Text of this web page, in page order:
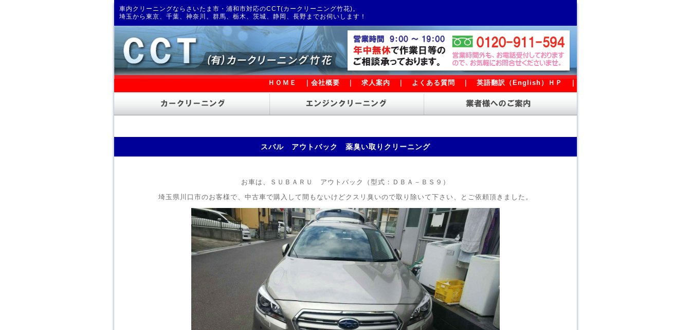
車内クリーニングならさいたま市・浦和市対応のCCT(カークリーニング竹花)。
埼玉から東京、千葉、神奈川、群馬、栃木、茨城、静岡、長野までお伺いします！
ＨＯＭＥ 会社概要 求人案内 よくある質問 英語翻訳（English）ＨＰ
スバル アウトバック 薬臭い取りクリーニング
お車は、ＳＵＢＡＲＵ アウトバック（型式：ＤＢＡ－ＢＳ９）
埼玉県川口市のお客様で、中古車で購入して間もないけどクスリ臭いので取り除いて下さい、とご依頼頂きました。